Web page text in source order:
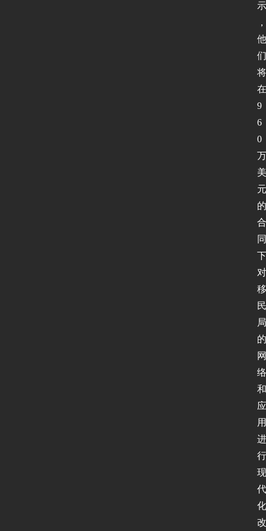
示
，
他
们
将
在
9
6
0
万
美
元
的
合
同
下
对
移
民
局
的
网
络
和
应
用
进
行
现
代
化
改